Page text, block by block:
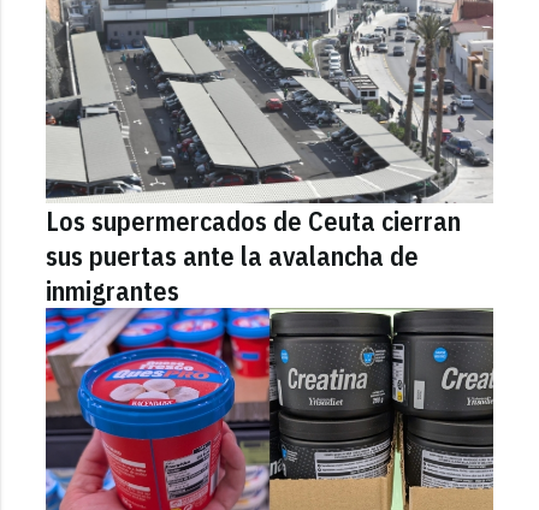
Los supermercados de Ceuta cierran
sus puertas ante la avalancha de
inmigrantes